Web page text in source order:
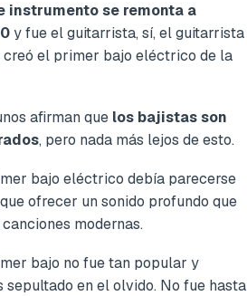
instrumento se remonta a
y fue el guitarrista, sí, el guitarrista
creó el primer bajo eléctrico de la
afirman que los bajistas son
, pero nada más lejos de esto.
bajo eléctrico debía parecerse
ofrecer un sonido profundo que
modernas.
bajo no fue tan popular y
sepultado en el olvido. No fue hasta